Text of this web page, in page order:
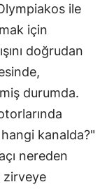
ile
için
doğrudan
durumda.
kanalda?"
nereden
zirveye